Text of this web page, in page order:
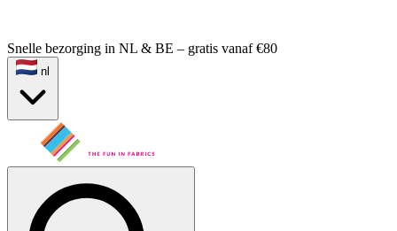
Snelle bezorging in NL & BE – gratis vanaf €80
nl